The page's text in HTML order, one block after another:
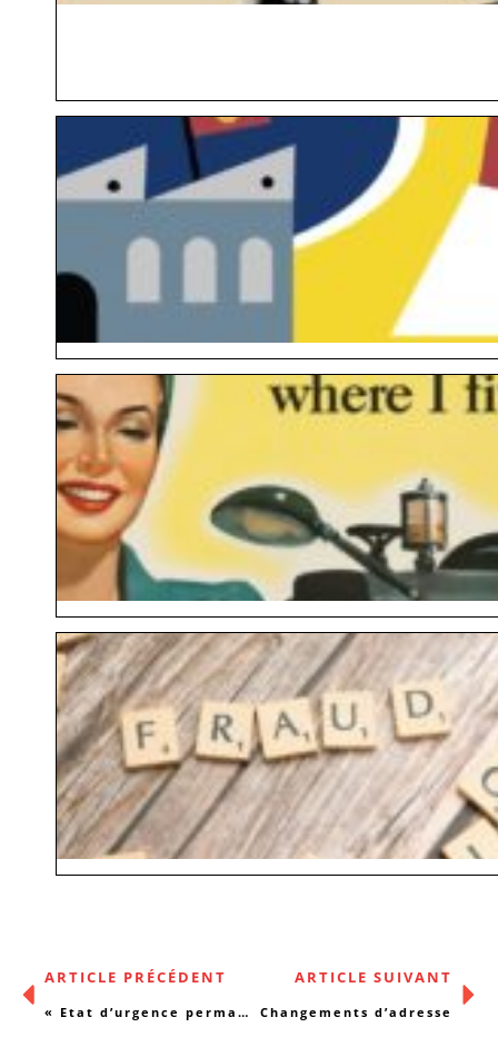
ARTICLE PRÉCÉDENT
« Etat d’urgence permanent ! »
ARTICLE SUIVANT
Changements d’adresse